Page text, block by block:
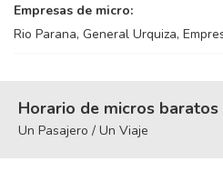
Empresas de micro:
Rio Parana, General Urquiza,
Horario de micros
Un Pasajero / Un Viaje